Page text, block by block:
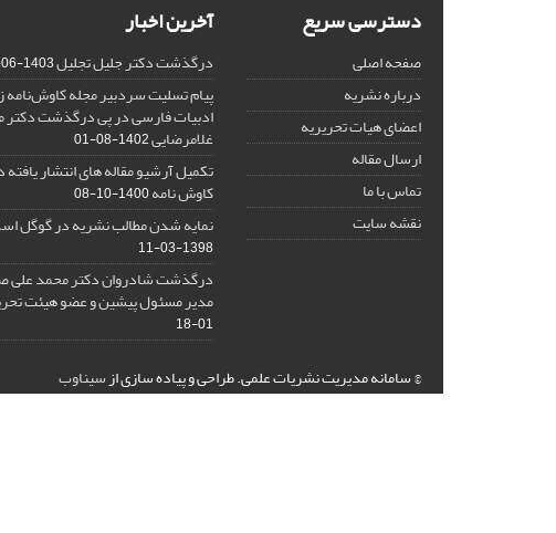
دسترسی سریع
صفحه اصلی
درباره نشریه
اعضای هیات تحریریه
ارسال مقاله
تماس با ما
نقشه سایت
آخرین اخبار
درگذشت دکتر جلیل تجلیل1403-06-15
پیام تسلیت سردبیر مجله کاوش‌نامه
ادبیات فارسی در پی درگذشت دکتر
غلامرضایی1402-08-01
تکمیل آرشیو مقاله های انتشار یافته
کاوش نامه1400-10-08
نمایه شدن مطالب نشریه در گوگل
1398-03-11
درگذشت شادروان دکتر محمد علی
مدیر مسئول پیشین و عضو هیئت
01-18
© سامانه مدیریت نشریات علمی.طراحی و پیاده سازی ازسیناوب